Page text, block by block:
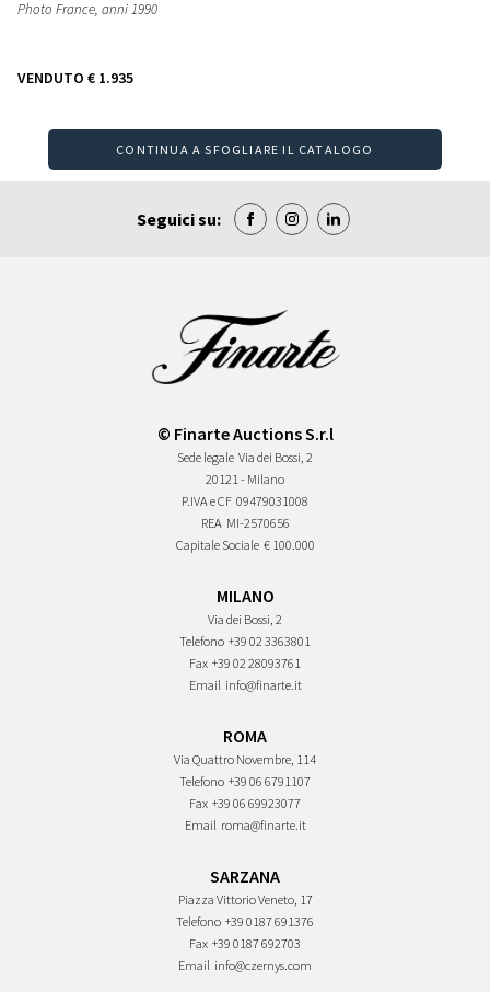
Photo France, anni 1990
VENDUTO € 1.935
CONTINUA A SFOGLIARE IL CATALOGO
Seguici su:
© Finarte Auctions S.r.l
Sede legale Via dei Bossi, 2
20121 - Milano
P.IVA e CF 09479031008
REA MI-2570656
Capitale Sociale € 100.000
MILANO
Via dei Bossi, 2
Telefono +39 02 3363801
Fax +39 02 28093761
Email info@finarte.it
ROMA
Via Quattro Novembre, 114
Telefono +39 06 6791107
Fax +39 06 69923077
Email roma@finarte.it
SARZANA
Piazza Vittorio Veneto, 17
Telefono +39 0187 691376
Fax +39 0187 692703
Email info@czernys.com